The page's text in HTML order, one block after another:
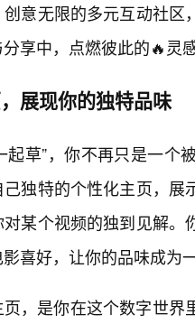
意无限的多元互动社
享中，点燃彼此的🔥灵
展现你的独特品味
起草”，你不再只是一个
独特的个性化主页，
某个视频的独到见解
喜好，让你的品味成为
，是你在这个数字世界